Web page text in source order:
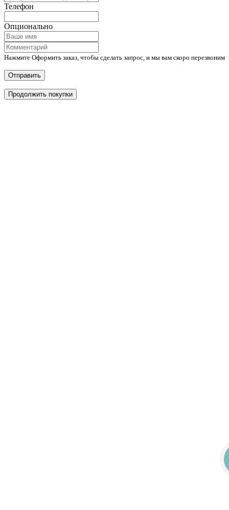
Телефон
Опционально
Нажмите Оформить заказ, чтобы сделать запрос, и мы вам скоро перезвоним
Отправить
Продолжить покупки